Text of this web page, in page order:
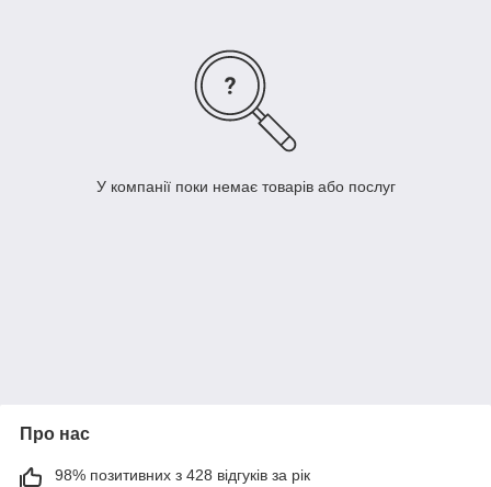
У компанії поки немає товарів або послуг
Про нас
98% позитивних з 428 відгуків за рік